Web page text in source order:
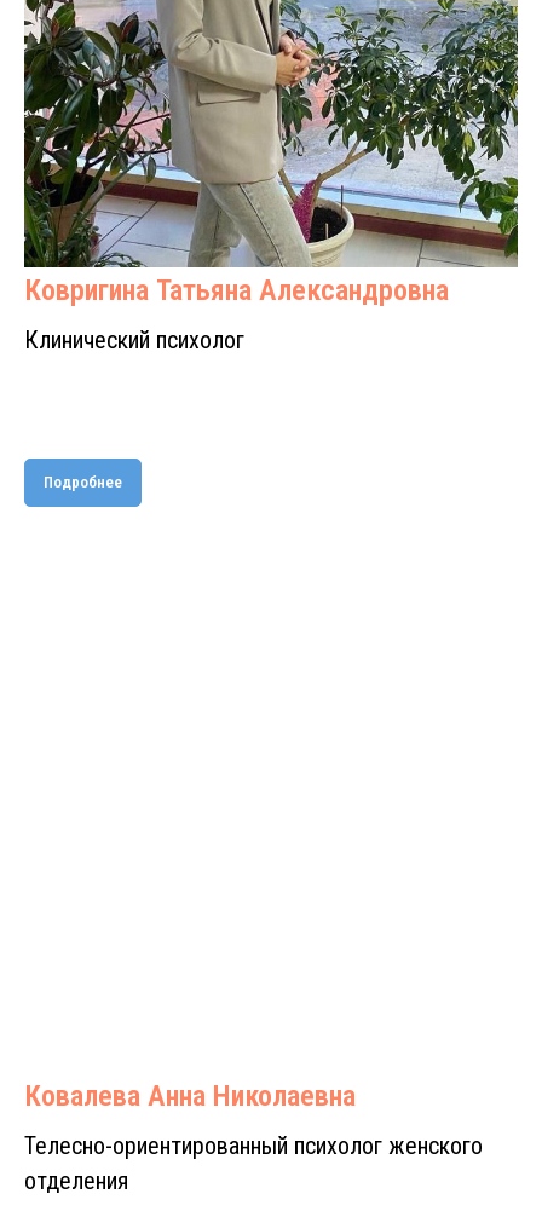
Ковригина Татьяна Александровна
Клинический психолог
Подробнее
Ковалева Анна Николаевна
Телесно-ориентированный психолог женского
отделения